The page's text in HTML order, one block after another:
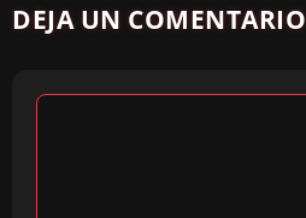
DEJA UN COMENTARIO